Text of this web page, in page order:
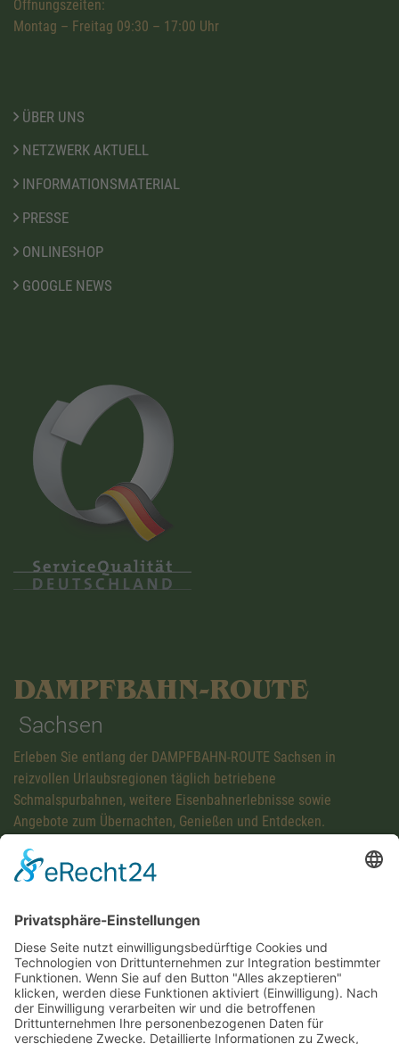
Öffnungszeiten:
Montag – Freitag 09:30 – 17:00 Uhr
ÜBER UNS
NETZWERK AKTUELL
INFORMATIONSMATERIAL
PRESSE
ONLINESHOP
GOOGLE NEWS
DAMPFBAHN-ROUTE
Sachsen
Erleben Sie entlang der DAMPFBAHN-ROUTE Sachsen in
reizvollen Urlaubsregionen täglich betriebene
Schmalspurbahnen, weitere Eisenbahnerlebnisse sowie
Angebote zum Übernachten, Genießen und Entdecken.